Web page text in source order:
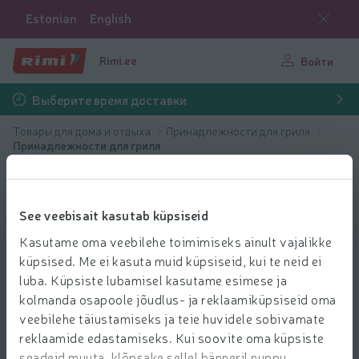
See veebisait kasutab küpsiseid
Kasutame oma veebilehe toimimiseks ainult vajalikke
küpsised. Me ei kasuta muid küpsiseid, kui te neid ei
luba. Küpsiste lubamisel kasutame esimese ja
kolmanda osapoole jõudlus- ja reklaamiküpsiseid oma
veebilehe täiustamiseks ja teie huvidele sobivamate
reklaamide edastamiseks. Kui soovite oma küpsiste
Estonian English
Rimi.ee Войти
Выберите время доставки
Товары для дома и отдыха
Принадлежности для гриля
Принадлежности для гриля